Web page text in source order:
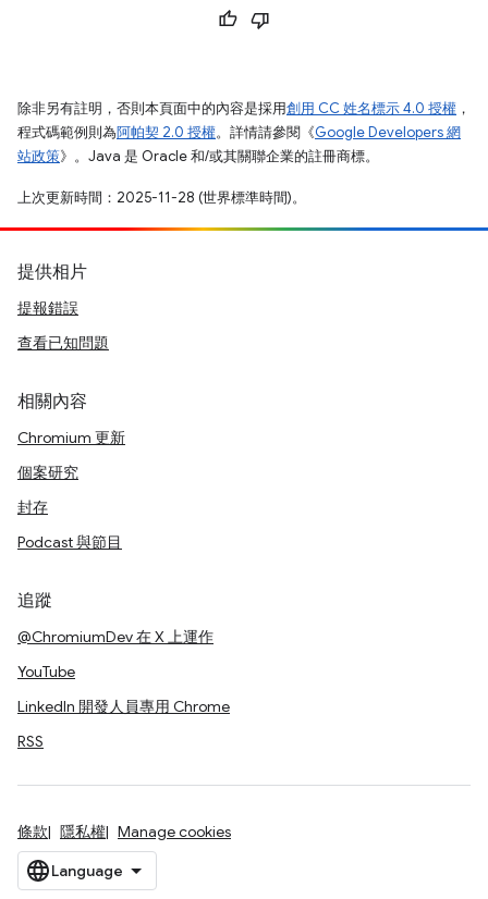
除非另有註明，否則本頁面中的內容是採用創用 CC 姓名標示 4.0 授權 ，
程式碼範例則為阿帕契 2.0 授權。詳情請參閱《Google Developers 網
站政策》。Java 是 Oracle 和/或其關聯企業的註冊商標。
上次更新時間：2025-11-28 (世界標準時間)。
提供相片
提報錯誤
查看已知問題
相關內容
Chromium 更新
個案研究
封存
Podcast 與節目
追蹤
@ChromiumDev 在 X 上運作
YouTube
LinkedIn 開發人員專用 Chrome
RSS
條款 隱私權 Manage cookies